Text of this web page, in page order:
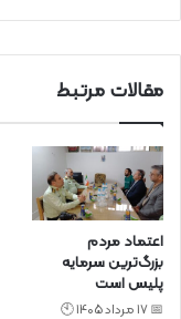
مقالات مرتبط
اعتماد مردم
بزرگ‌ترین سرمایه
پلیس است
📅 17 مرداد 1405 🕙